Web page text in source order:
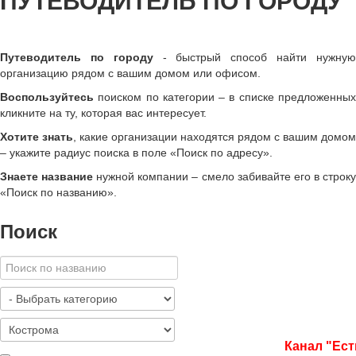
Путеводитель по городу- быстрый способ найти нужную
организацию рядом с вашим домом или офисом.
Воспользуйтесь поиском по категории – в списке предложенных
кликните на ту, которая вас интересует.
Хотите знать , какие организации находятся рядом с вашим домом
– укажите радиус поиска в поле «Поиск по адресу».
Знаете название нужной компании – смело забивайте его в строку
«Поиск по названию»
Поиск
Канал